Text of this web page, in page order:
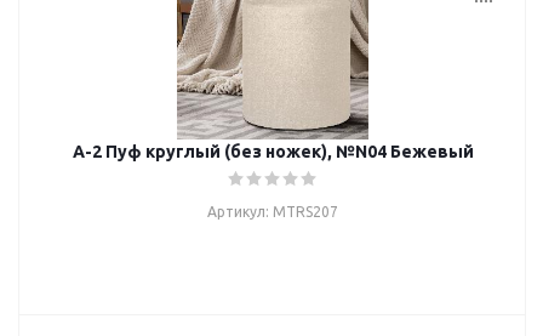
А-2 Пуф круглый (без ножек), №N04 Бежевый
Артикул: MTRS207